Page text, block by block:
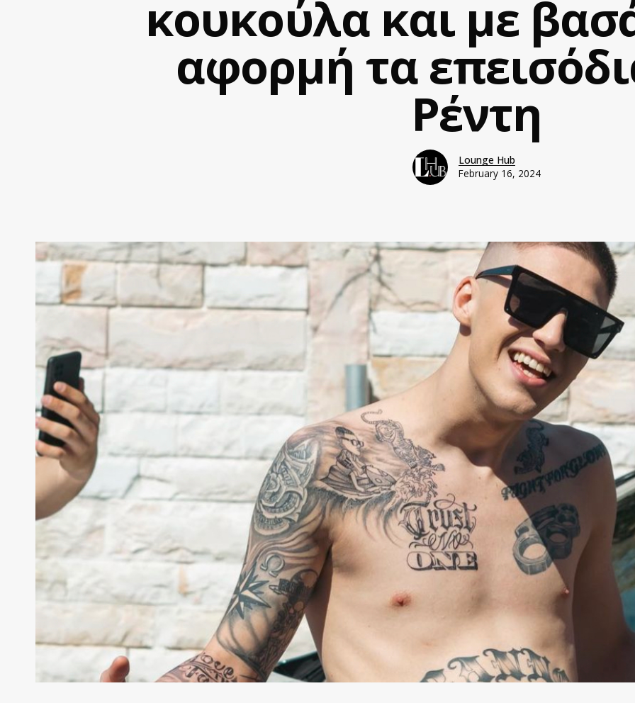
κουκούλα και με
αφορμή τα
Ρέντη
Lounge Hub
February 16, 2024